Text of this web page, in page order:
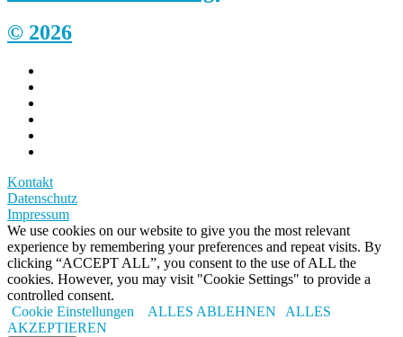
© 2026
Kontakt
Datenschutz
Impressum
We use cookies on our website to give you the most relevant
experience by remembering your preferences and repeat visits. By
clicking “ACCEPT ALL”, you consent to the use of ALL the
cookies. However, you may visit "Cookie Settings" to provide a
controlled consent.
Cookie Einstellungen
ALLES ABLEHNEN
ALLES
AKZEPTIEREN